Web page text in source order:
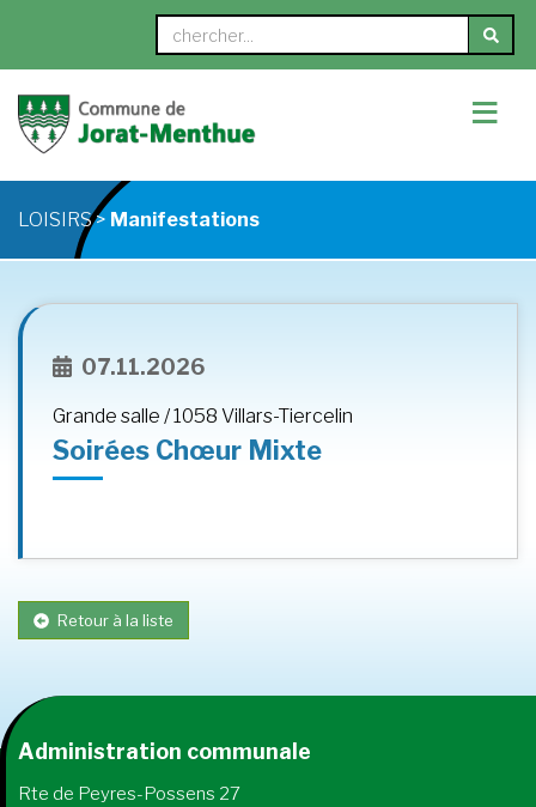
≡
LOISIRS > Manifestations
07.11.2026
Grande salle / 1058 Villars-Tiercelin
Soirées Chœur Mixte
Retour à la liste
Administration communale
Rte de Peyres-Possens 27